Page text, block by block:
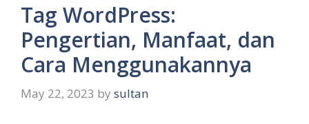
Tag WordPress:
Pengertian, Manfaat, dan
Cara Menggunakannya
May 22, 2023 by sultan